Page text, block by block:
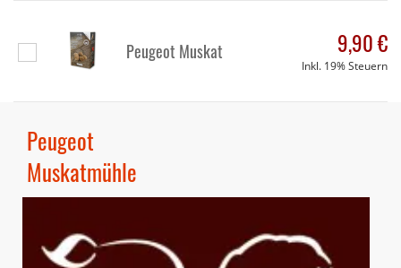
In
Peugeot Muskat 9,90 €
Inkl. 19% Steuern
Peugeot
Muskatmühle